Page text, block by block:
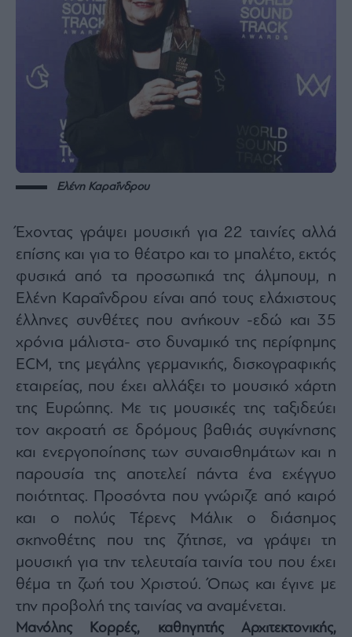
Ελένη Καραΐνδρου
Έχοντας γράψει μουσική για 22 ταινίες αλλά
επίσης και για το θέατρο και το μπαλέτο, εκτός
φυσικά από τα προσωπικά της άλμπουμ, η
Ελένη Καραΐνδρου είναι από τους ελάχιστους
έλληνες συνθέτες που ανήκουν -εδώ και 35
χρόνια μάλιστα- στο δυναμικό της περίφημης
ECM, της μεγάλης γερμανικής, δισκογραφικής
εταιρείας, που έχει αλλάξει το μουσικό χάρτη
της Ευρώπης. Με τις μουσικές της ταξιδεύει
τον ακροατή σε δρόμους βαθιάς συγκίνησης
και ενεργοποίησης των συναισθημάτων και η
παρουσία της αποτελεί πάντα ένα εχέγγυο
ποιότητας. Προσόντα που γνώριζε από καιρό
και ο πολύς Τέρενς Μάλικ ο διάσημος
σκηνοθέτης που της ζήτησε, να γράψει τη
μουσική για την τελευταία ταινία του που έχει
θέμα τη ζωή του Χριστού. Όπως και έγινε με
την προβολή της ταινίας να αναμένεται.
Μανόλης Κορρές, καθηγητής Αρχιτεκτονικής,